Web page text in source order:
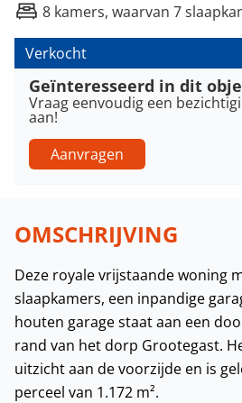
8 kamers, waarvan 7
Verkocht
Geïnteresseerd in dit
Vraag eenvoudig een
aan!
Aanvragen
OMSCHRIJVING
Deze royale vrijstaande woning
slaapkamers, een inpandige
houten garage staat aan een
rand van het dorp Grootegast.
uitzicht aan de voorzijde en is
perceel van 1.172 m².